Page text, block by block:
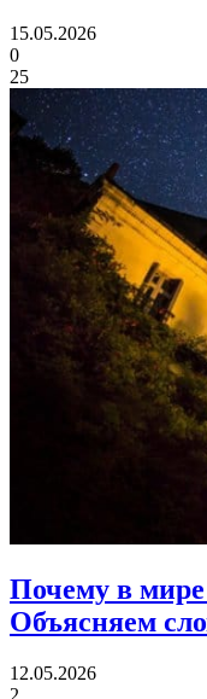
15.05.2026
0
25
Почему в мире
Объясняем
12.05.2026
2